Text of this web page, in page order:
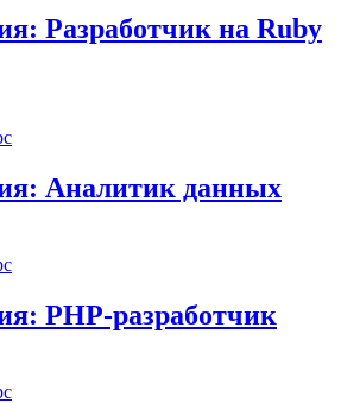
Разработчик на Ruby
Аналитик данных
PHP-разработчик